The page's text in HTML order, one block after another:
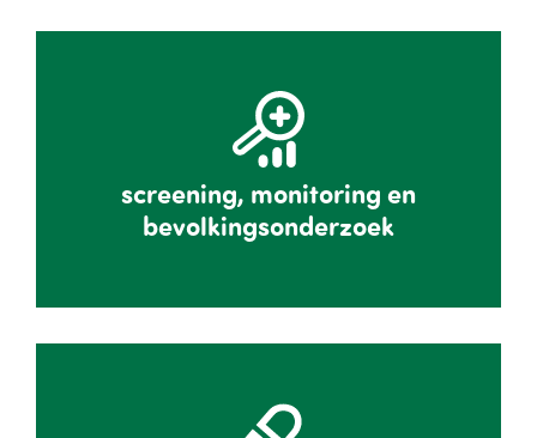
screening, monitoring en
bevolkingsonderzoek